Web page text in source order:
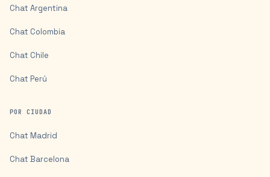
Chat Argentina
Chat Colombia
Chat Chile
Chat Perú
POR CIUDAD
Chat Madrid
Chat Barcelona